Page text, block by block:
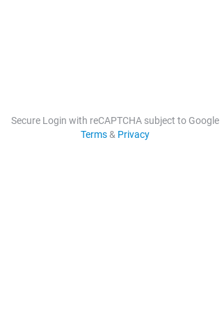
Secure Login with reCAPTCHA subject to Google
Terms& Privacy